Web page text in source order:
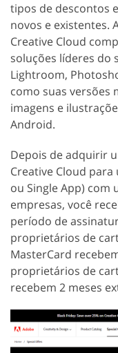
tipos de descontos
novos e existentes.
Creative Cloud
soluções líderes do
Lightroom,
como suas versões
imagens e
Android.
Depois de adquirir
Creative Cloud
ou Single App) com
empresas, você
período de
proprietários de
MasterCard
proprietários de
recebem 2 meses